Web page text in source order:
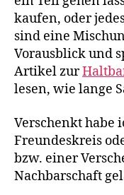
kaufen, oder
sind eine
Vorausblick und
Artikel zur
lesen, wie lange
Verschenkt habe
Freundeskreis
bzw. einer
Nachbarschaft